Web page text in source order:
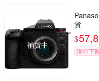
補貨中
貨
$
限時下